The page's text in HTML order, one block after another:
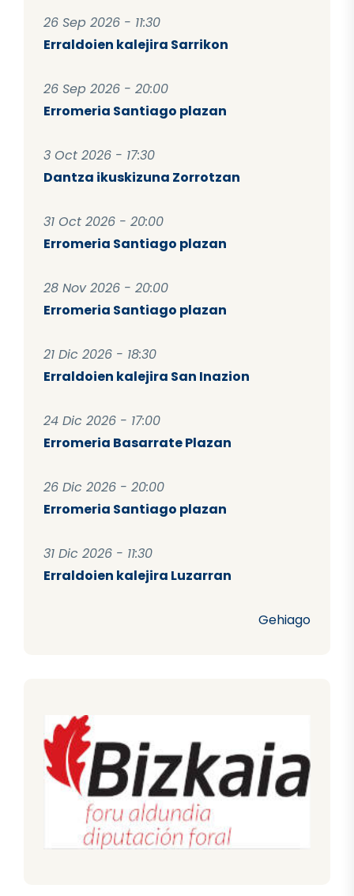
26 Sep 2026 - 11:30
Erraldoien kalejira Sarrikon
26 Sep 2026 - 20:00
Erromeria Santiago plazan
3 Oct 2026 - 17:30
Dantza ikuskizuna Zorrotzan
31 Oct 2026 - 20:00
Erromeria Santiago plazan
28 Nov 2026 - 20:00
Erromeria Santiago plazan
21 Dic 2026 - 18:30
Erraldoien kalejira San Inazion
24 Dic 2026 - 17:00
Erromeria Basarrate Plazan
26 Dic 2026 - 20:00
Erromeria Santiago plazan
31 Dic 2026 - 11:30
Erraldoien kalejira Luzarran
Gehiago